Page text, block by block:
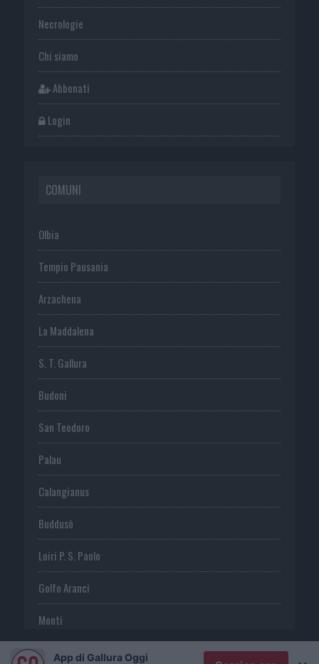
Necrologie
Chi siamo
Abbonati
Login
COMUNI
Olbia
Tempio Pausania
Arzachena
La Maddalena
S. T. Gallura
Budoni
San Teodoro
Palau
Calangianus
Buddusò
Loiri P. S. Paolo
Golfo Aranci
Monti
TeltiApp di Gallura Oggi